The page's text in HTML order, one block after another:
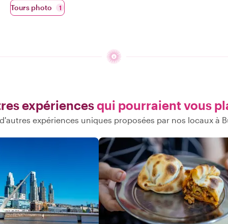
Tours photo 1
expériencesqui pourraient vous
expériences uniques proposées par nos locaux à